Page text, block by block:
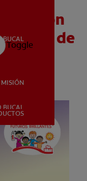
SALUD BUCAL
DE SALUD BUCAL
DE PRODUCTOS
BUCAL
MISIÓN
BUCAL
Toggle
con
Salón de